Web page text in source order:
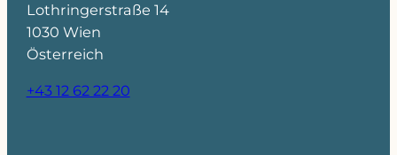
Lothringerstraße 14
1030 Wien
Österreich
+43 12 62 22 20